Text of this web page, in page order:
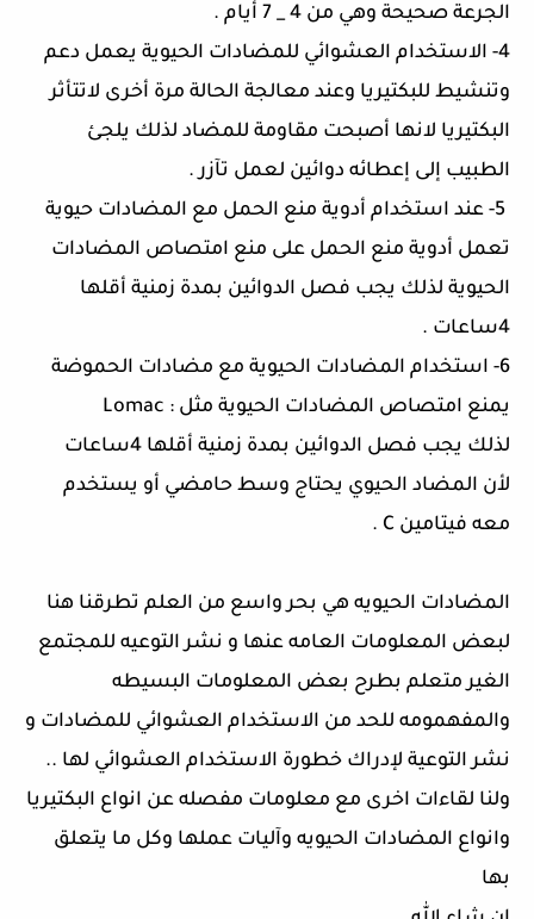
الجرعة صحيحة وهي من 4 _ 7 أيام .
4- الاستخدام العشوائي للمضادات الحيوية يعمل دعم
وتنشيط للبكتيريا وعند معالجة الحالة مرة أخرى لاتتأثر
البكتيريا لانها أصبحت مقاومة للمضاد لذلك يلجئ
الطبيب إلى إعطائه دوائين لعمل تآزر .
5- عند استخدام أدوية منع الحمل مع المضادات حيوية
تعمل أدوية منع الحمل على منع امتصاص المضادات
الحيوية لذلك يجب فصل الدوائين بمدة زمنية أقلها
4ساعات .
6- استخدام المضادات الحيوية مع مضادات الحموضة
يمنع امتصاص المضادات الحيوية مثل : Lomac
لذلك يجب فصل الدوائين بمدة زمنية أقلها 4ساعات
لأن المضاد الحيوي يحتاج وسط حامضي أو يستخدم
معه فيتامين C .
المضادات الحيويه هي بحر واسع من العلم تطرقنا هنا
لبعض المعلومات العامه عنها و نشر التوعيه للمجتمع
الغير متعلم بطرح بعض المعلومات البسيطه
والمفهمومه للحد من الاستخدام العشوائي للمضادات و
نشر التوعية لإدراك خطورة الاستخدام العشوائي لها ..
ولنا لقاءات اخرى مع معلومات مفصله عن انواع البكتيريا
وانواع المضادات الحيويه وآليات عملها وكل ما يتعلق
بها